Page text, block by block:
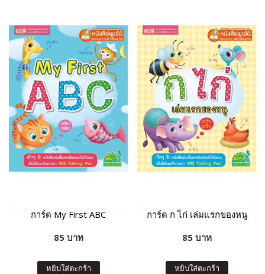
การ์ด My First ABC
85 บาท
หยิบใส่ตะกร้า
การ์ด ก ไก่ เล่มแรกของหนู
85 บาท
หยิบใส่ตะกร้า